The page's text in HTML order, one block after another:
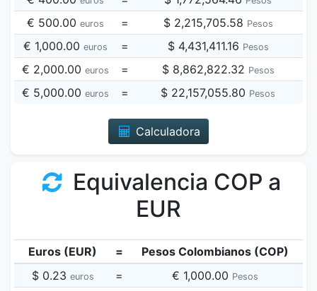
€ 500.00 euros = $ 2,215,705.58 Pesos
€ 1,000.00 euros = $ 4,431,411.16 Pesos
€ 2,000.00 euros = $ 8,862,822.32 Pesos
€ 5,000.00 euros = $ 22,157,055.80 Pesos
Calculadora
Equivalencia COP a
EUR
Euros (EUR) =
Pesos Colombianos (COP)
$ 0.23 euros = € 1,000.00 Pesos